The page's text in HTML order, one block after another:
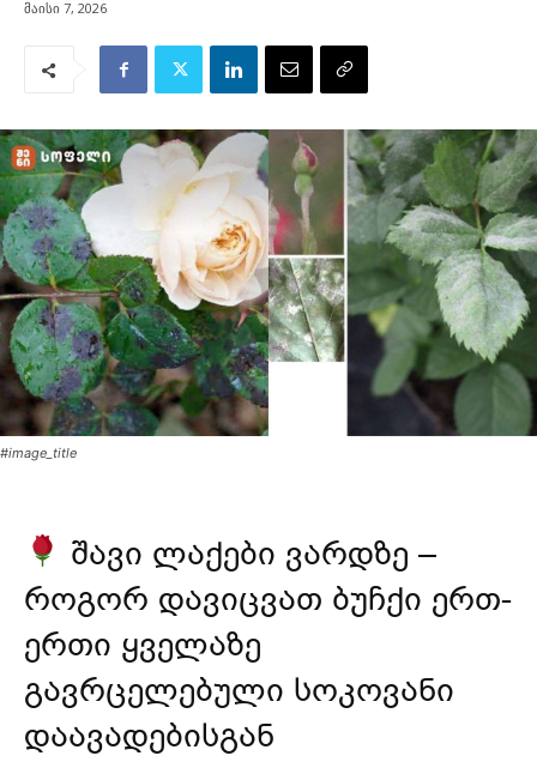
მაისი 7, 2026
#image_title
შავი ლაქები ვარდზე –
როგორ დავიცვათ ბუჩქი ერთ-
ერთი ყველაზე
გავრცელებული სოკოვანი
დაავადებისგან